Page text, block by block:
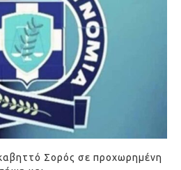
Σορός σε προχωρημένη